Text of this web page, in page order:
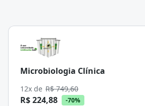
Microbiologia Clínica
12x de R$ 749,60
R$ 224,88 -70%